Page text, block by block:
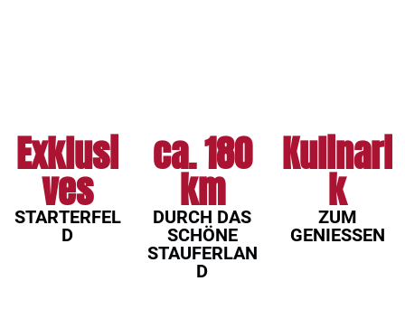
Exklusi
ves
STARTERFEL
D
ca. 180
km
DURCH DAS
SCHÖNE
STAUFERLAN
D
Kulinari
k
ZUM
GENIESSEN